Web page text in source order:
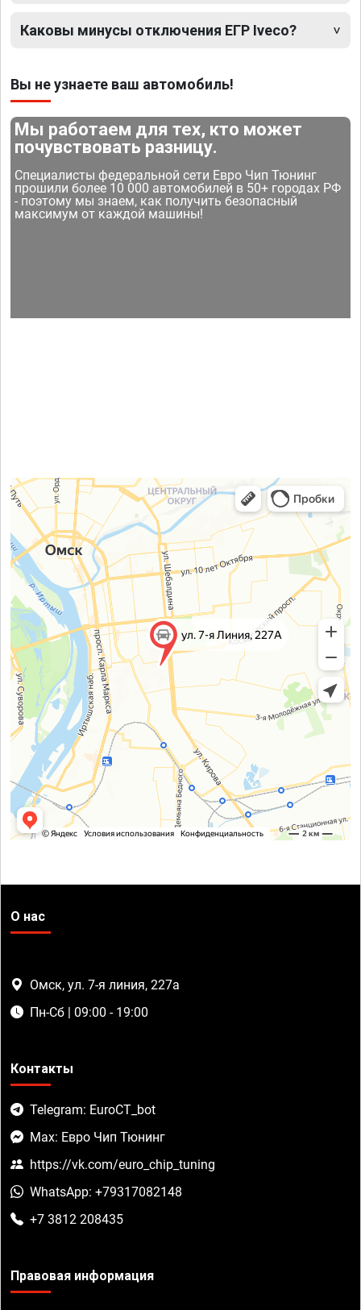
Каковы минусы отключения ЕГР Iveco?
Вы не узнаете ваш автомобиль!
Мы работаем для тех, кто может
почувствовать разницу.
Специалисты федеральной сети Евро Чип Тюнинг
прошили более 10 000 автомобилей в 50+ городах РФ
- поэтому мы знаем, как получить безопасный
максимум от каждой машины!
О нас
Омск, ул. 7-я линия, 227а
Пн-Сб | 09:00 - 19:00
Контакты
Telegram: EuroCT_bot
Max: Евро Чип Тюнинг
https://vk.com/euro_chip_tuning
WhatsApp: +79317082148
+7 3812 208435
Правовая информация